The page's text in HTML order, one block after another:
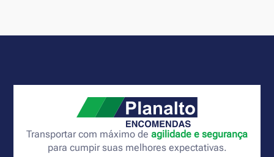
Transportar com máximo de agilidade e segurança
para cumpir suas melhores expectativas.